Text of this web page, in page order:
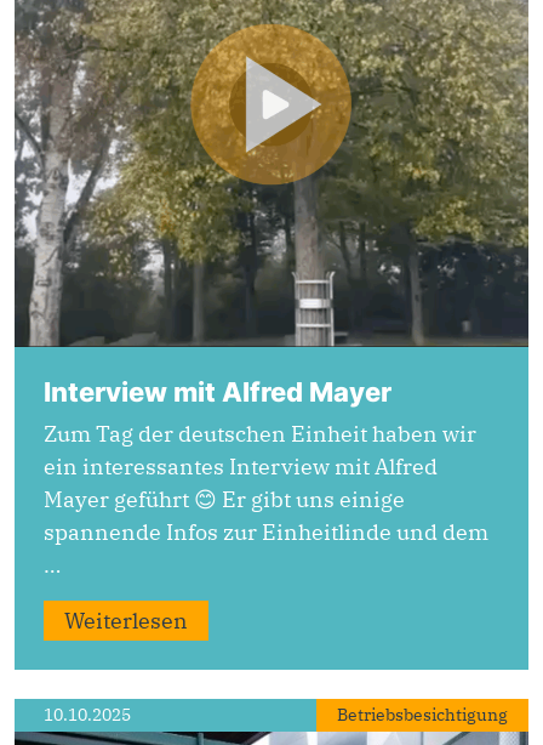
Interview mit Alfred Mayer
Zum Tag der deutschen Einheit haben wir
ein interessantes Interview mit Alfred
Mayer geführt 😊 Er gibt uns einige
spannende Infos zur Einheitlinde und dem
…
Weiterlesen
10.10.2025 Betriebsbesichtigung